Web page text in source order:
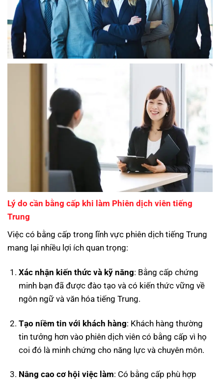
Lý do cần bằng cấp khi làm Phiên dịch viên tiếng
Trung
Việc có bằng cấp trong lĩnh vực phiên dịch tiếng Trung
mang lại nhiều lợi ích quan trọng:
Xác nhận kiến thức và kỹ năng: Bằng cấp chứng
minh bạn đã được đào tạo và có kiến thức vững về
ngôn ngữ và văn hóa tiếng Trung.
Tạo niềm tin với khách hàng: Khách hàng thường
tin tưởng hơn vào phiên dịch viên có bằng cấp vì họ
coi đó là minh chứng cho năng lực và chuyên môn.
Nâng cao cơ hội việc làm: Có bằng cấp phù hợp